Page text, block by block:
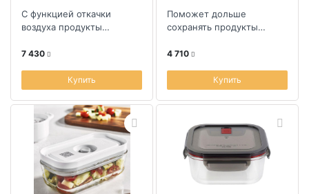
С функцией откачки
воздуха продукты
пяти раз дольше, чем при
7 430
Купить
1,8л
Поможет дольше
сохранять продукты
4 710
Купить